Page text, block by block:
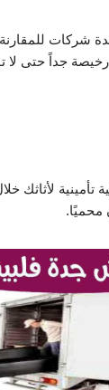
شركات
جداً حتى لا
لأثاثك
محميًا.